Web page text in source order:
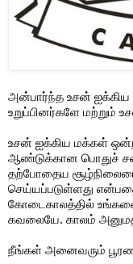
அன்பார்ந்த உசன்
உறுப்பினர்களே மற்றும்
உசன் ஐக்கிய மக்கள்
ஆண்டுக்கான பொதுச்
தற்போதைய
செய்யப்படுள்ளது
கோடைகாலத்தில்
கவலையே. காலம்
நீங்கள் அனைவரும் பூரண